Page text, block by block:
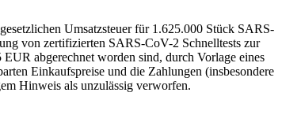
Umsatzsteuer für 1.625.000 Stück SARS-
von zertifizierten SARS-CoV-2 Schnelltests zur
abgerechnet worden sind, durch Vorlage eines
Einkaufspreise und die Zahlungen (insbesondere
Hinweis als unzulässig verworfen.